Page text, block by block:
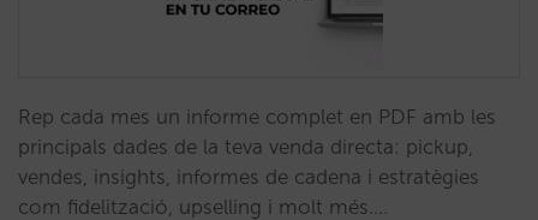
Rep cada mes un informe complet en PDF amb les
principals dades de la teva venda directa: pickup,
vendes, insights, informes de cadena i estratègies
com fidelització, upselling i molt més.…